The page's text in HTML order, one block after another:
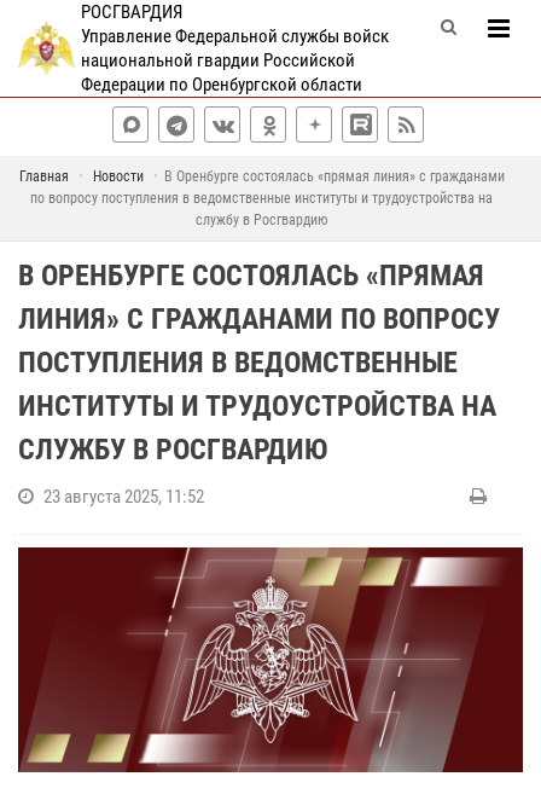
РОСГВАРДИЯ
Управление Федеральной службы войск
национальной гвардии Российской
Федерации по Оренбургской области
Главная Новости
В Оренбурге состоялась «прямая линия» с гражданами
по вопросу поступления в ведомственные институты и трудоустройства на
службу в Росгвардию
В ОРЕНБУРГЕ СОСТОЯЛАСЬ «ПРЯМАЯ
ЛИНИЯ» С ГРАЖДАНАМИ ПО ВОПРОСУ
ПОСТУПЛЕНИЯ В ВЕДОМСТВЕННЫЕ
ИНСТИТУТЫ И ТРУДОУСТРОЙСТВА НА
СЛУЖБУ В РОСГВАРДИЮ
23 августа 2025, 11:52